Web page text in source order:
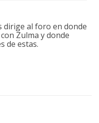
dirige al foro en donde
Zulma y donde
de estas.